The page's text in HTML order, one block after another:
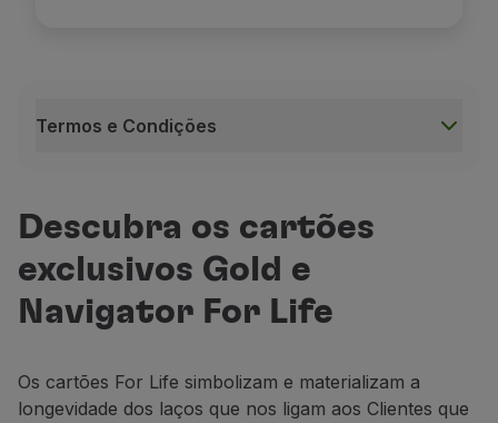
Termos e Condições
A contagem das Milhas Status acumuladas em
As Milhas Status acumuladas em voos com
Assim que atingir as condições necessárias, o
O estatuto
Será disponibilizado um
cartão físico
ATAPreserva-se o direito de, a qualquer
Descubra os cartões
exclusivos Gold e
Navigator For Life
Os cartões For Life simbolizam e materializam a
longevidade dos laços que nos ligam aos Clientes que